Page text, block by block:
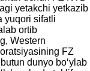
yetakchi yetkazib
yuqori sifatli
ortib
Western
FZ
dunyo boʻylab